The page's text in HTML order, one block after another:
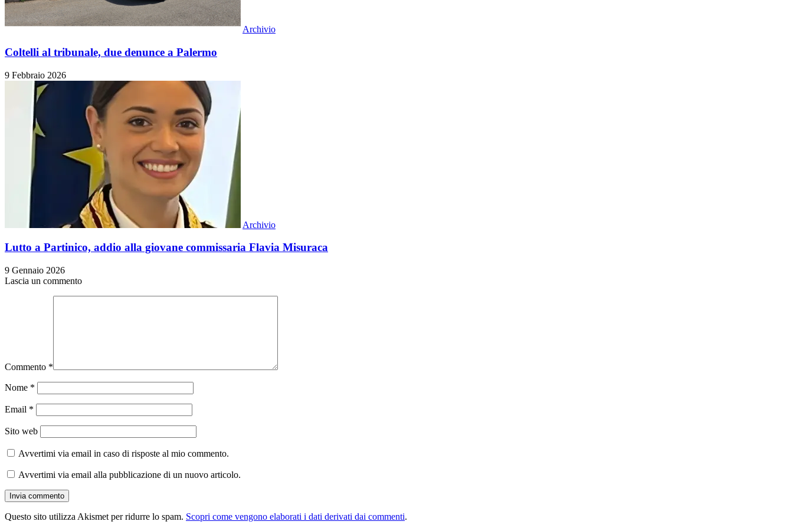
Archivio
Coltelli al tribunale, due denunce a Palermo
9 Febbraio 2026
Archivio
Lutto a Partinico, addio alla giovane commissaria Flavia Misuraca
9 Gennaio 2026
Lascia un commento
Commento *
Nome *
Email *
Sito web
Avvertimi via email in caso di risposte al mio commento.
Avvertimi via email alla pubblicazione di un nuovo articolo.
Questo sito utilizza Akismet per ridurre lo spam. Scopri come vengono elaborati i dati derivati dai commenti.